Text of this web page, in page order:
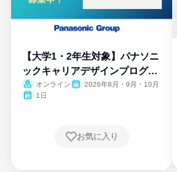
【大学1・2年生対象】パナソニ
ックキャリアデザインプログラ
ム
オンライン
2026年8月・9月・10月
1日
お気に入り